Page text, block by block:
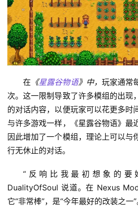
在 《星露谷物语》中， 玩家通常
次。这一限制导致了许多模组的出现
的对话内容，以便玩家可以花更多时
与许多游戏一样，《星露谷物语》最
因此增加了一个模组，理论上可以与
行无休止的对话。
“反响比我最初想象的要
DualityOfSoul 说道。在 Nexus
它“非常棒”，是“今年最好的改装之一”